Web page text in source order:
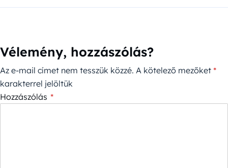
Vélemény, hozzászólás?
Az e-mail címet nem tesszük közzé. A kötelező mezőket *
karakterrel jelöltük
Hozzászólás *